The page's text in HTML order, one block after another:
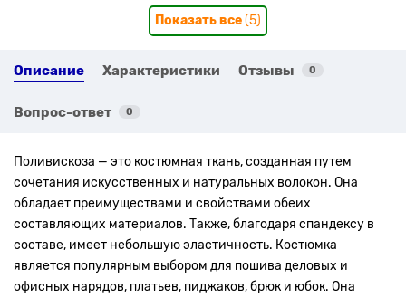
Показать все(5)
Описание Характеристики Отзывы 0
Вопрос-ответ 0
Поливискоза — это костюмная ткань, созданная путем
сочетания искусственных и натуральных волокон. Она
обладает преимуществами и свойствами обеих
составляющих материалов. Также, благодаря спандексу в
составе, имеет небольшую эластичность. Костюмка
является популярным выбором для пошива деловых и
офисных нарядов, платьев, пиджаков, брюк и юбок. Она